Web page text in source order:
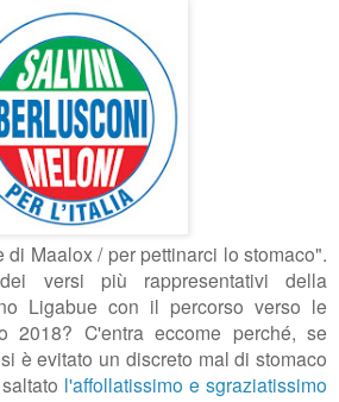
Maalox / per pettinarci lo stomaco".
versi più rappresentativi della
Ligabue con il percorso verso le
2018? C'entra eccome perché, se
è evitato un discreto mal di stomaco
l'affollatissimo e sgraziatissimo